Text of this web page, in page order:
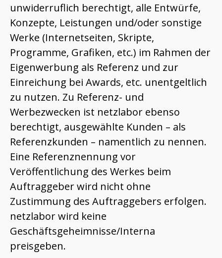
unwiderruflich berechtigt, alle Entwürfe,
Konzepte, Leistungen und/oder sonstige
Werke (Internetseiten, Skripte,
Programme, Grafiken, etc.) im Rahmen der
Eigenwerbung als Referenz und zur
Einreichung bei Awards, etc. unentgeltlich
zu nutzen. Zu Referenz- und
Werbezwecken ist netzlabor ebenso
berechtigt, ausgewählte Kunden – als
Referenzkunden – namentlich zu nennen.
Eine Referenznennung vor
Veröffentlichung des Werkes beim
Auftraggeber wird nicht ohne
Zustimmung des Auftraggebers erfolgen.
netzlabor wird keine
Geschäftsgeheimnisse/Interna
preisgeben.